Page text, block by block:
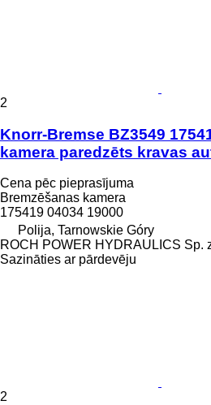
2
Knorr-Bremse BZ3549
kamera paredzēts kravas
Cena pēc pieprasījuma
Bremzēšanas kamera
175419 04034 19000
Polija, Tarnowskie Góry
ROCH POWER HYDRAULICS Sp.
Sazināties ar pārdevēju
2